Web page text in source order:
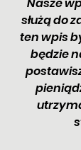
służą do
ten wpis
będzie